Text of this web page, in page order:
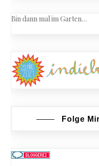
Bin dann mal im Garten…
Folge